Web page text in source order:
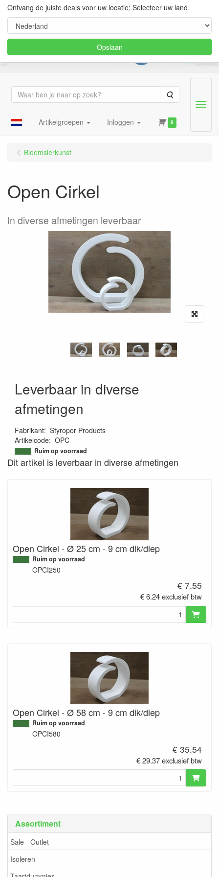
Zoeken
Artikelgroepen Inloggen 0
Menu
Assortiment
Sale - Outlet
Isoleren
Bloemsierkunst
Open Cirkel
In diverse afmetingen leverbaar
Leverbaar in diverse
afmetingen
Fabrikant: Styropor Products
Artikelcode: OPC
9508551486355
Ruim op voorraad
Dit artikel is leverbaar in diverse afmetingen
Open Cirkel - Ø 25 cm - 9 cm dik/diep
Ruim op voorraad
OPCI250
€ 7.55
€ 6.24 exclusief btw
Open Cirkel - Ø 58 cm - 9 cm dik/diep
Ruim op voorraad
OPCI580
€ 35.54
€ 29.37 exclusief btw
Ontvang de juiste deals voor uw locatie; Selecteer uw land
Opslaan